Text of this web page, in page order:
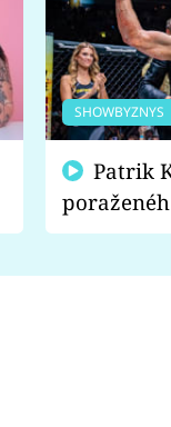
SHOWBYZNYS
fanoušci